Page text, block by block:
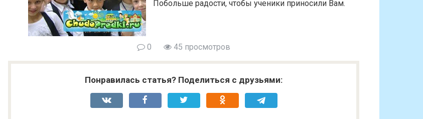
Побольше радости, чтобы ученики приносили Вам.
0 45 просмотров
Понравилась статья? Поделиться с друзьями: